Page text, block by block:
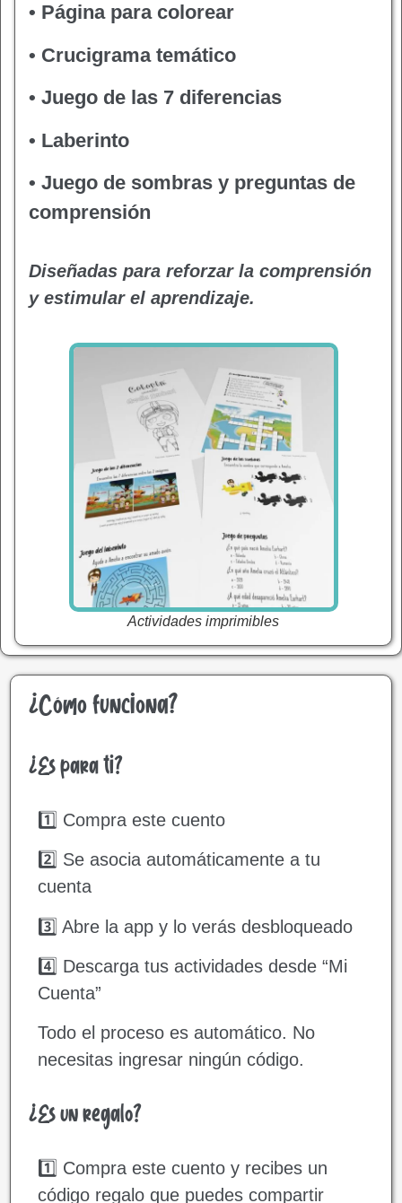
• Página para colorear
• Crucigrama temático
• Juego de las 7 diferencias
• Laberinto
• Juego de sombras y preguntas de
comprensión
Diseñadas para reforzar la comprensión
y estimular el aprendizaje.
Actividades imprimibles
¿Cómo funciona?
¿Es para ti?
1️⃣ Compra este cuento
2️⃣ Se asocia automáticamente a tu
cuenta
3️⃣ Abre la app y lo verás desbloqueado
4️⃣ Descarga tus actividades desde “Mi
Cuenta”
Todo el proceso es automático. No
necesitas ingresar ningún código.
¿Es un regalo?
1️⃣ Compra este cuento y recibes un
código regalo que puedes compartir